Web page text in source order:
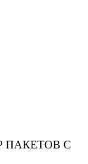
ПАКЕТОВ С